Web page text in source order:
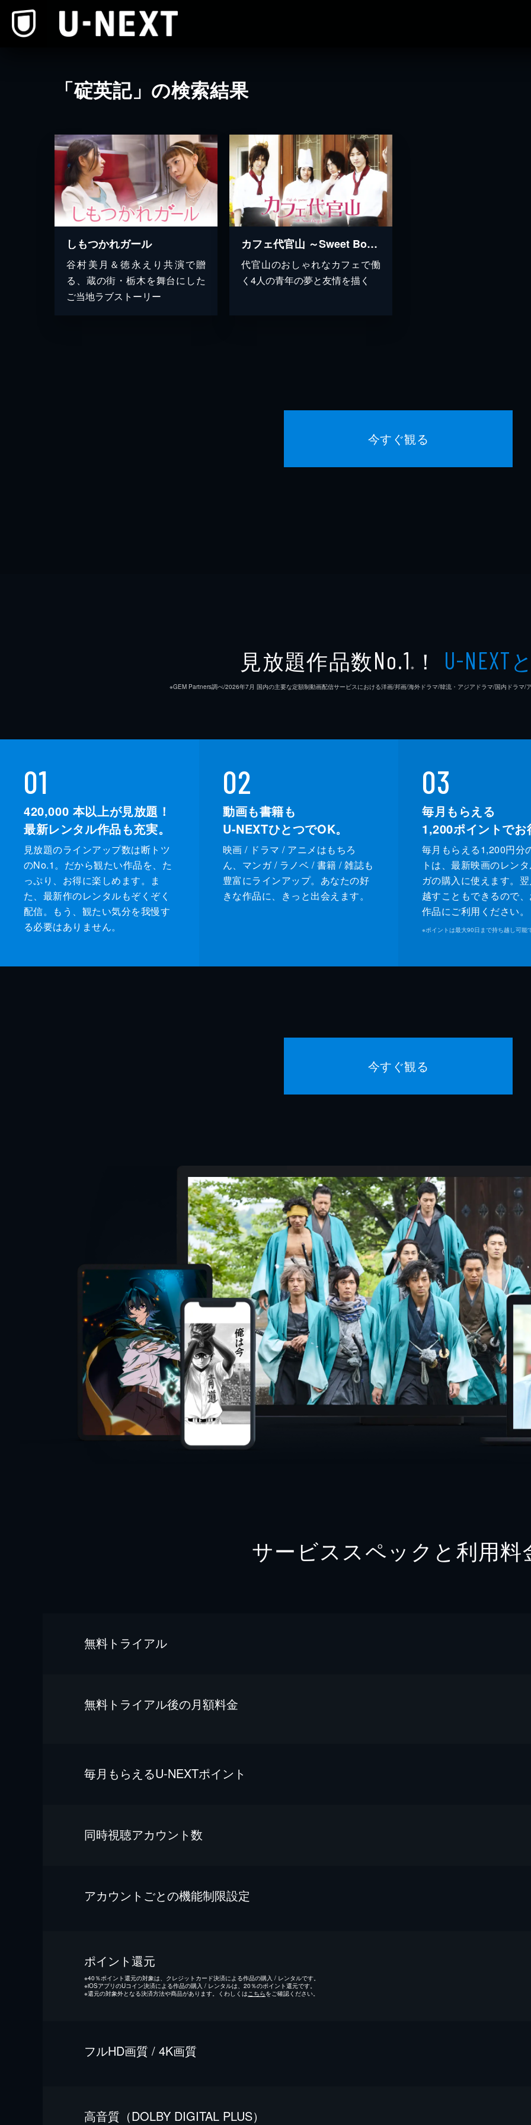
「碇英記」の検索結果
しもつかれガール
谷村美月＆徳永えり共演で贈
る、蔵の街・栃木を舞台にした
ご当地ラブストーリー
カフェ代官山 ～Sweet Boys～
代官山のおしゃれなカフェで働
く4人の青年の夢と友情を描く
今すぐ観る
見放題作品数No.1 ※ ！ U-NEXT
※GEM Partners調べ/2026年7⽉ 国内の主要な定額制動画配信サービスにおける洋画/邦画/海外ドラマ/韓流・アジアドラマ/国内ドラマ/
01
420,000 本以上が見放題！
最新レンタル作品も充実。
見放題のラインアップ数は断トツ
のNo.1。だから観たい作品を、た
っぷり、お得に楽しめます。ま
た、最新作のレンタルもぞくぞく
配信。もう、観たい気分を我慢す
る必要はありません。
02
動画も書籍も
U-NEXTひとつでOK。
映画 / ドラマ / アニメはもちろ
ん、マンガ / ラノベ / 書籍 / 雑誌も
豊富にラインアップ。あなたの好
きな作品に、きっと出会えます。
03
毎月もらえる
1,200ポイントでお
毎月もらえる1,200円分
トは、最新映画のレン
ガの購入に使えます。
越すこともできるので
作品にご利用ください。
※ポイントは最大90日まで持ち越し可能
今すぐ観る
サービススペックと利用料
無料トライアル
無料トライアル後の⽉額料金
毎⽉もらえるU-NEXTポイント
同時視聴アカウント数
アカウントごとの機能制限設定
ポイント還元
※40％ポイント還元の対象は、クレジットカード決済による作品の購入 / レンタルです。
※iOSアプリのUコイン決済による作品の購入 / レンタルは、20％のポイント還元です。
※還元の対象外となる決済方法や商品があります。くわしくは こちらをご確認ください。
フルHD画質 / 4K画質
⾼⾳質（DOLBY DIGITAL PLUS）